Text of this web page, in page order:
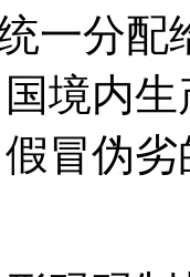
一分配
境内
冒伪